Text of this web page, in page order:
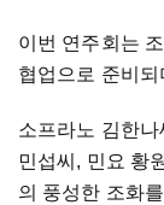
이번 연주회는
협업으로 준비
소프라노 김한나
민섭씨, 민요 황
의 풍성한 조화